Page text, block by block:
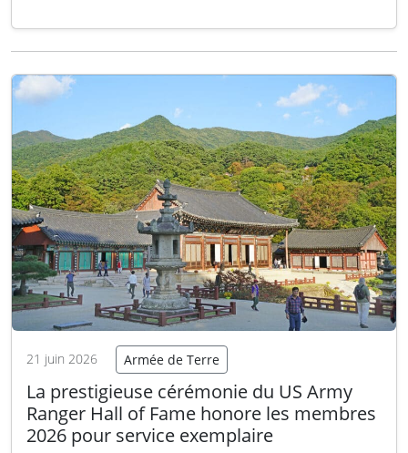
objectifs de la mission figurait le renversement
aurons terminé, prenez le contrôle de votre
gouvernement. Il sera à vous…
Lire la suite
21 juin 2026 Armée de Terre
La prestigieuse cérémonie du US Army
Ranger Hall of Fame honore les membres
2026 pour service exemplaire